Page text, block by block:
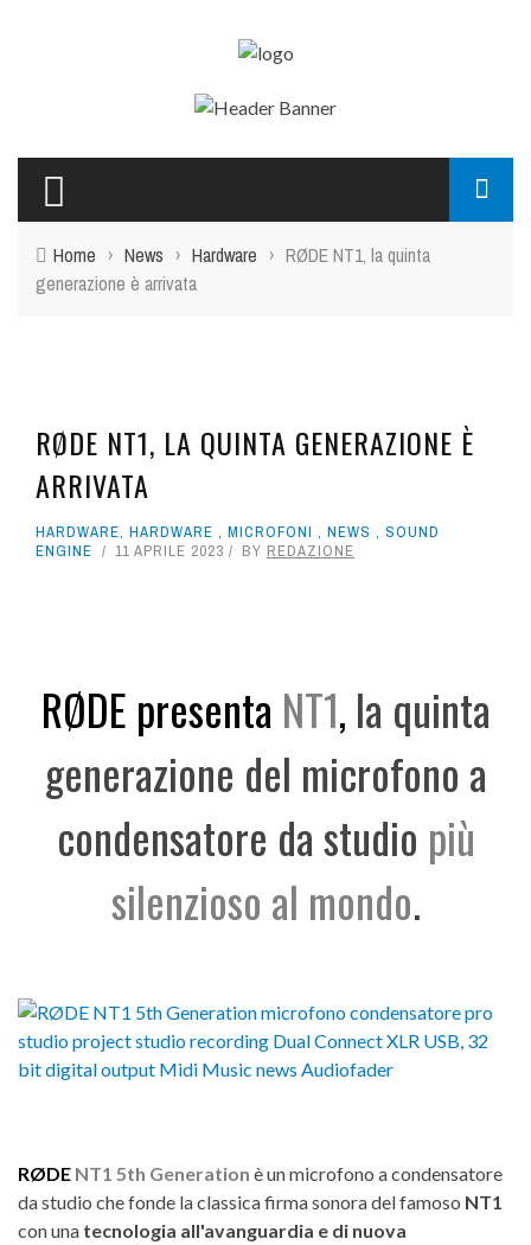
Home › News › Hardware › RØDE NT1, la quinta
generazione è arrivata
RØDE NT1, LA QUINTA GENERAZIONE È
ARRIVATA
HARDWARE, HARDWARE , MICROFONI , NEWS , SOUND
ENGINE
11 APRILE 2023 BY REDAZIONE
RØDE presenta NT1, la quinta
generazione del microfono a
condensatore da studio più
silenzioso al mondo.
RØDE NT1 5th Generation è un microfono a condensatore
da studio che fonde la classica firma sonora del famoso NT1
con una tecnologia all'avanguardia e di nuova